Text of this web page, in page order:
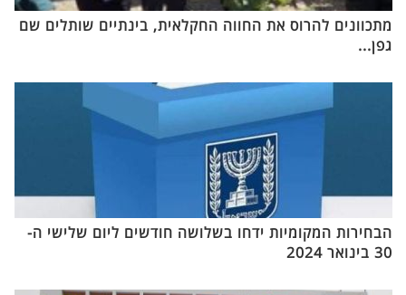
מתכוונים להרוס את החווה החקלאית, בינתיים שותלים שם
גפן...
הבחירות המקומיות ידחו בשלושה חודשים ליום שלישי ה-
30 בינואר 2024